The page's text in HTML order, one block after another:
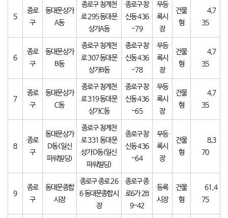
5
종로
구
동대문상가
A동
종로구 청계천
로 295 동대문
상가A동
종로구 창
신동 436
-79
무등
록시
장
건물
형
4,7
35
6
종로
구
동대문상가
B동
종로구 청계천
로 307 동대문
상가B동
종로구 창
신동 436
-78
무등
록시
장
건물
형
4,7
35
7
종로
구
동대문상가
C동
종로구 청계천
로 319 동대문
상가C동
종로구 창
신동 436
-65
무등
록시
장
건물
형
4,7
35
8
종로
구
동대문상가
D동(일신
파워빌딩)
종로구 청계천
로 331 동대문
상가D동(일신
파워빌딩)
종로구 창
신동 436
-64
무등
록시
장
건물
형
8,3
70
9
종로
구
동대문종합
시장
종로구 종로 26
6 동대문종합시
장
종로구 종
로6가 28
9-42
등록
시장
건물
형
61,4
75